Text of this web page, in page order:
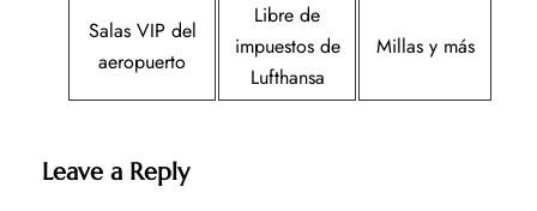
Salas VIP del
aeropuerto
Libre de
impuestos de
Lufthansa
Millas y más
Leave a Reply